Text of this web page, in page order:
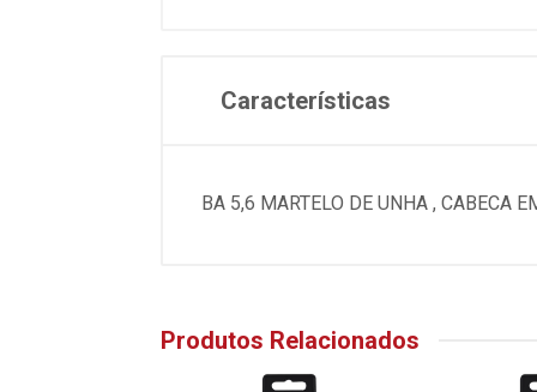
Características
BA 5,6 MARTELO DE UNHA , CABECA
Produtos Relacionados